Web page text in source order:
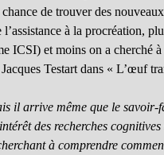
de trouver des
à la procréation,
ICSI) et moins on a cherché
Testart dans « L’œuf
il arrive même que le savoir-
des recherches
à comprendre